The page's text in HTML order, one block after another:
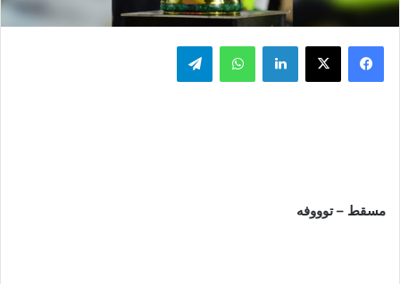
فيسبوك ‫X لينكدإن واتساب تيلقرام
مسقط – توووفه